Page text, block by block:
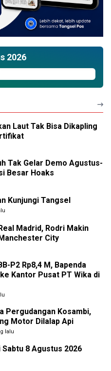
2026
Laut Tak Bisa Dikapling
Tak Gelar Demo Agustus-
Besar Hoaks
Kunjungi Tangsel
Madrid, Rodri Makin
City
P2 Rp8,4 M, Bapenda
Kantor Pusat PT Wika di
Pergudangan Kosambi,
Motor Dilalap Api
lalu
8 Agustus 2026